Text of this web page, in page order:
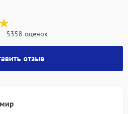
5358 оценок
отзыв